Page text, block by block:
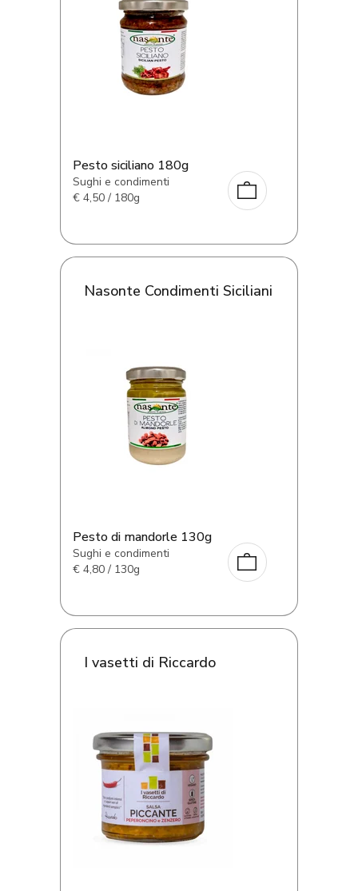
Pesto siciliano 180g
Sughi e condimenti
€ 4,50 / 180g
Nasonte Condimenti Siciliani
Pesto di mandorle 130g
Sughi e condimenti
€ 4,80 / 130g
I vasetti di Riccardo